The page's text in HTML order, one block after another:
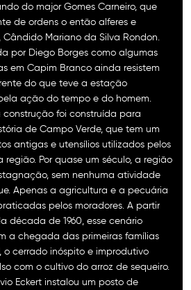
do major Gomes Carneiro, que
de ordens o então alferes e
Mariano da Silva Rondon.
por Diego Borges como algumas
em Capim Branco ainda resistem
do que teve a estação
ação do tempo e do homem.
foi construída para
de Campo Verde, que tem um
antigas e utensílios utilizados pelos
região. Por quase um século, a região
sem nenhuma atividade
Apenas a agricultura e a pecuária
pelos moradores. A partir
década de 1960, esse cenário
a chegada das primeiras famílias
o cerrado inóspito e improdutivo
com o cultivo do arroz de sequeiro.
Eckert instalou um posto de